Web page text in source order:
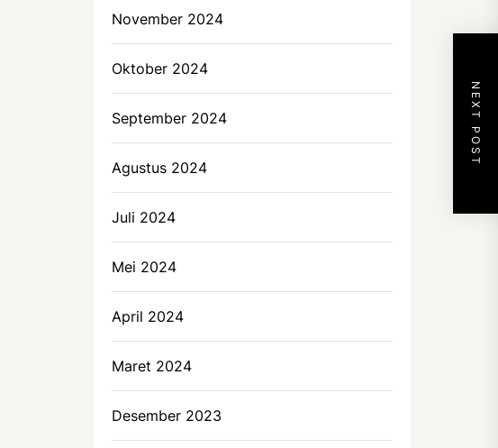
NEXT POST
November 2024
Oktober 2024
September 2024
Agustus 2024
Juli 2024
Mei 2024
April 2024
Maret 2024
Desember 2023